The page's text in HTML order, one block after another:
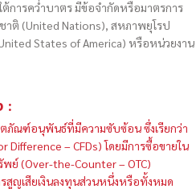
การคว่ำบาตร มีข้อจำกัดหรือมาตรการ
ติ (United Nations), สหภาพยุโรป
States of America) หรือหน่วยงาน
:
ตภัณฑ์อนุพันธ์ที่มีความซับซ้อน ซึ่งเรียกว่า
– CFDs) โดยมีการซื้อขายใน
(Over-the-Counter – OTC)
สูญเสียเงินลงทุนส่วนหนึ่งหรือทั้งหมด